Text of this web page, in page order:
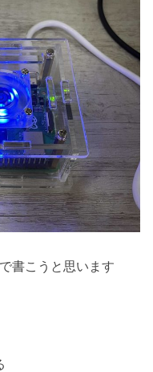
書こうと思います